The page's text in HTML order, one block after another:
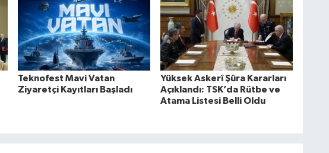
Teknofest Mavi Vatan
Ziyaretçi Kayıtları Başladı
Yüksek Askerî Şûra Kararları
Açıklandı: TSK’da Rütbe ve
Atama Listesi Belli Oldu